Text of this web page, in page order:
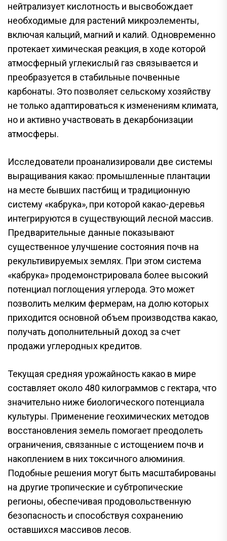
нейтрализует кислотность и высвобождает
необходимые для растений микроэлементы,
включая кальций, магний и калий. Одновременно
протекает химическая реакция, в ходе которой
атмосферный углекислый газ связывается и
преобразуется в стабильные почвенные
карбонаты. Это позволяет сельскому хозяйству
не только адаптироваться к изменениям климата,
но и активно участвовать в декарбонизации
атмосферы.
Исследователи проанализировали две системы
выращивания какао: промышленные плантации
на месте бывших пастбищ и традиционную
систему «кабрука», при которой какао-деревья
интегрируются в существующий лесной массив.
Предварительные данные показывают
существенное улучшение состояния почв на
рекультивируемых землях. При этом система
«кабрука» продемонстрировала более высокий
потенциал поглощения углерода. Это может
позволить мелким фермерам, на долю которых
приходится основной объем производства какао,
получать дополнительный доход за счет
продажи углеродных кредитов.
Текущая средняя урожайность какао в мире
составляет около 480 килограммов с гектара, что
значительно ниже биологического потенциала
культуры. Применение геохимических методов
восстановления земель помогает преодолеть
ограничения, связанные с истощением почв и
накоплением в них токсичного алюминия.
Подобные решения могут быть масштабированы
на другие тропические и субтропические
регионы, обеспечивая продовольственную
безопасность и способствуя сохранению
оставшихся массивов лесов.